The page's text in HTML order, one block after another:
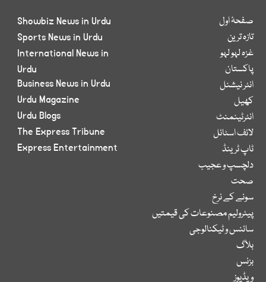
صفحۂ اول
تازہ ترین
غزہ لہو لہو
پاکستان
انٹر نیشنل
کھیل
انٹرٹینمنٹ
لائف اسٹائل
ٹاپ ٹرینڈ
دلچسپ و عجیب
صحت
سونے کے نرخ
پیٹرولیم مصنوعات کی قیمتیں
سائنس و ٹیکنالوجی
بلاگ
بزنس
ویڈیوز
Showbiz News in Urdu
Sports News in Urdu
International News in
Urdu
Business News in Urdu
Urdu Magazine
Urdu Blogs
The Express Tribune
Express Entertainment